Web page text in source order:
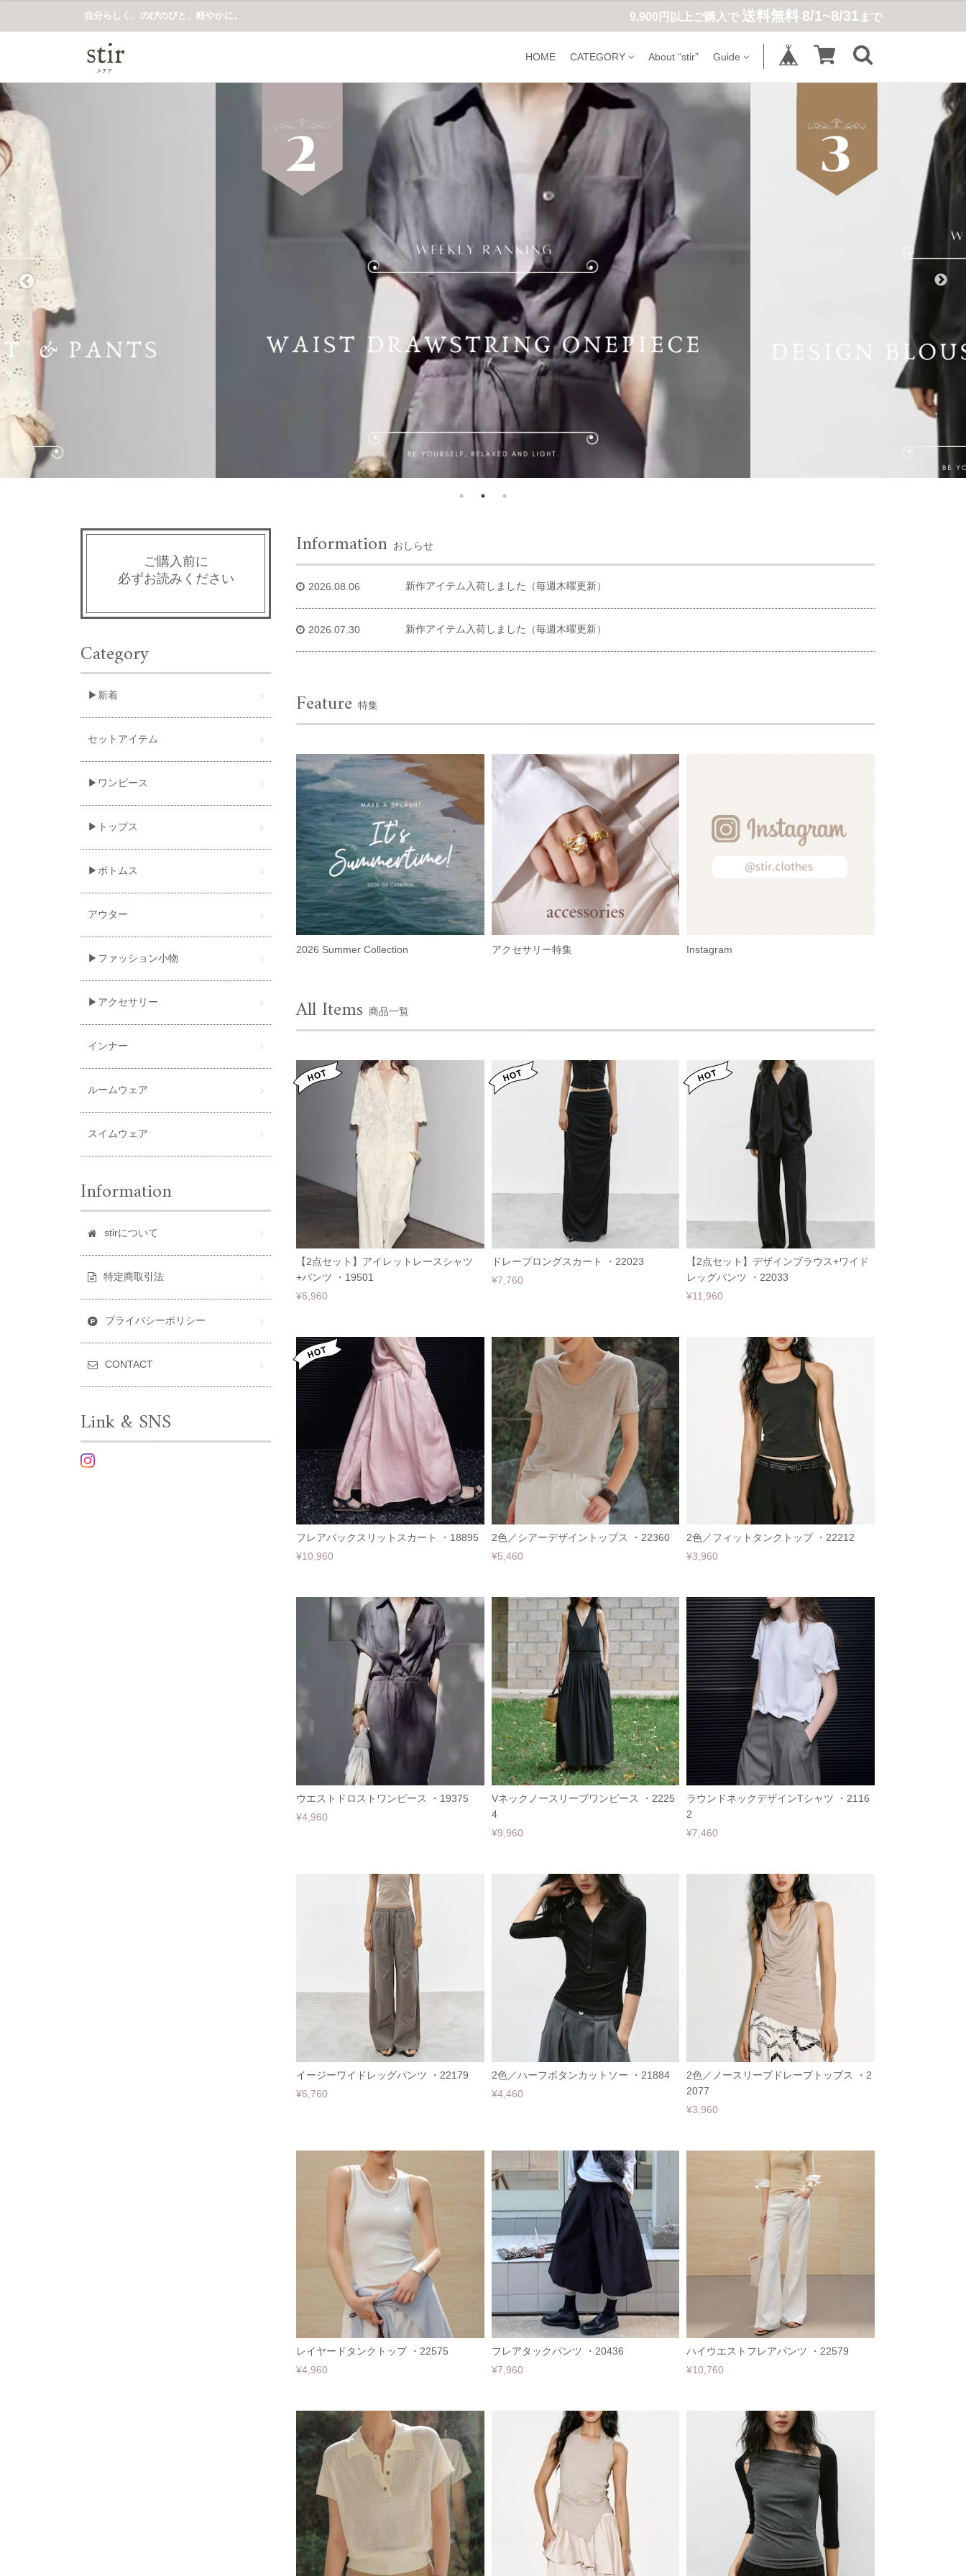
自分らしく、のびのびと、軽やかに。 9,900円以上ご購入で 送料無料 8/1~8/31 まで
HOME CATEGORY About “stir” Guide
Information おしらせ
2026.08.06 新作アイテム入荷しました（毎週木曜更新）
2026.07.30 新作アイテム入荷しました（毎週木曜更新）
Feature 特集
2026 Summer Collection アクセサリー特集 Instagram
All Items 商品一覧
【2点セット】アイレットレースシャツ
+パンツ ・19501
¥6,960
ドレープロングスカート ・22023
¥7,760
【2点セット】デザインブラウス+ワイド
レッグパンツ ・22033
¥11,960
フレアバックスリットスカート ・18895
¥10,960
2色／シアーデザイントップス ・22360
¥5,460
2色／フィットタンクトップ ・22212
¥3,960
ウエストドロストワンピース ・19375
¥4,960
Vネックノースリーブワンピース ・2225
4
¥9,960
ラウンドネックデザインTシャツ ・2116
2
¥7,460
イージーワイドレッグパンツ ・22179
¥6,760
2色／ハーフボタンカットソー ・21884
¥4,460
2色／ノースリーブドレープトップス ・2
2077
¥3,960
レイヤードタンクトップ ・22575
¥4,960
フレアタックパンツ ・20436
¥7,960
ハイウエストフレアパンツ ・22579
¥10,760
ご購入前に
必ずお読みください
Category
▶新着
セットアイテム
▶ワンピース
▶トップス
▶ボトムス
アウター
▶ファッション小物
▶アクセサリー
インナー
ルームウェア
スイムウェア
Information
stirについて
特定商取引法
プライバシーポリシー
CONTACT
Link & SNS